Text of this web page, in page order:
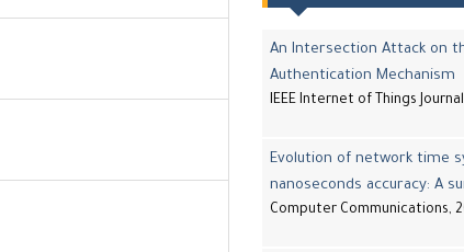
An Intersection Attack on
Authentication Mechanism
IEEE Internet of Things
Evolution of network time
nanoseconds accuracy: A
Computer Communications,